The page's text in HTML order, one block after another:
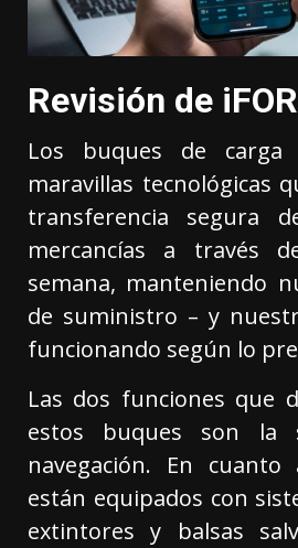
Revisión de
Los buques de carga
maravillas tecnológicas
transferencia segura
mercancías a través
semana, manteniendo
de suministro – y
funcionando según lo
Las dos funciones que
estos buques son la
navegación. En
están equipados con
extintores y balsas